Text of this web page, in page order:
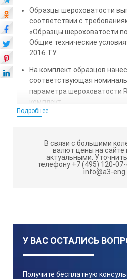
Образцы шероховатости
соответствии с
«Образцы шероховатости
Общие технические
2016.ТУ.
На комплект образцов
соответствующая
параметра шероховатости
комплект.
Параметры изготовления
Форма образцов: образцы
плоских пластин.
Материал образцов: сталь.
Таблица 1.
Подробнее
В связи с большими
валют цены на сайте
актуальными.
телефону +7 (495) 120-
info@a3-
У ВАС ОСТАЛИСЬ
Получите бесплатную